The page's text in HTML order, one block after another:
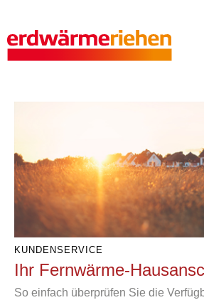
KUNDENSERVICE
Ihr Fernwärme-
So einfach überprüfen Sie die